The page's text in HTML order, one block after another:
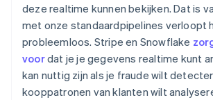
deze realtime kunnen bekijken. Dat is
met onze standaardpipelines verloopt
probleemloos. Stripe en Snowflake
voordat je je gegevens realtime kunt
kan nuttig zijn als je fraude wilt
kooppatronen van klanten wilt